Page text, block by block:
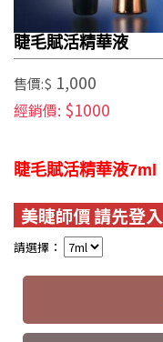
睫毛賦活精華液
售價:$ 1,000
經銷價: $1000
睫毛賦活精華液7ml
美睫師價 請先登入
請選擇：